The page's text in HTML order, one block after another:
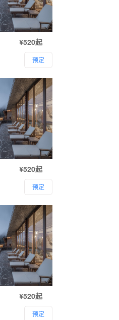
¥520起
预定
¥520起
预定
¥520起
预定